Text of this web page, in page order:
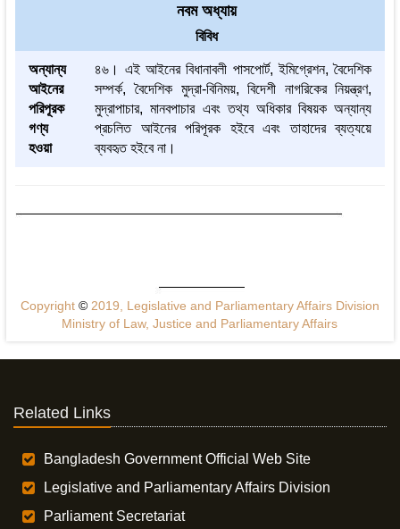
নবম অধ্যায়
বিবিধ
অন্যান্য
আইনের
পরিপূরক
গণ্য
হওয়া
৪৬। এই আইনের বিধানাবলী পাসপোর্ট, ইমিগ্রেশন, বৈদেশিক
সম্পর্ক, বৈদেশিক মুদ্রা-বিনিময়, বিদেশী নাগরিকের নিয়ন্ত্রণ,
মুদ্রাপাচার, মানবপাচার এবং তথ্য অধিকার বিষয়ক অন্যান্য
প্রচলিত আইনের পরিপূরক হইবে এবং তাহাদের ব্যত্যয়ে
ব্যবহৃত হইবে না।
Copyright ©2019, Legislative and Parliamentary Affairs Division
Ministry of Law, Justice and Parliamentary Affairs
Related Links
Bangladesh Government Official Web Site
Legislative and Parliamentary Affairs Division
Parliament Secretariat